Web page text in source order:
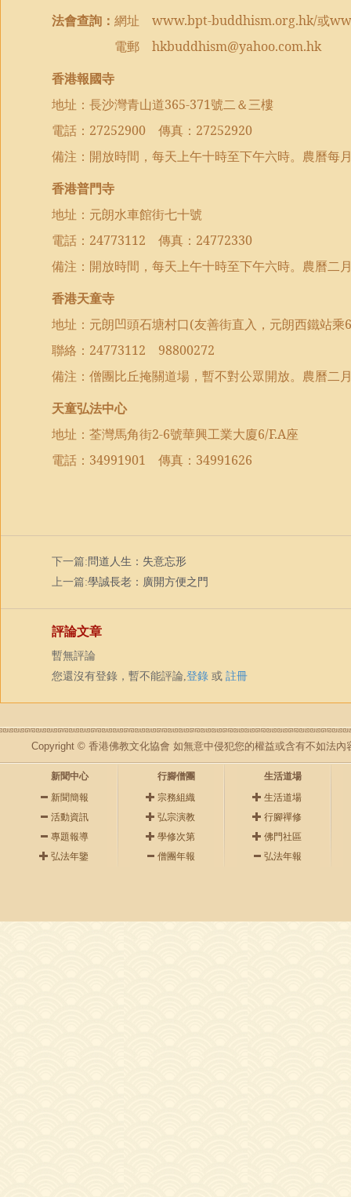
法會查詢： 網址 www.bpt-buddhism.org.hk/或
電郵 hkbuddhism@yahoo.com.hk
香港報國寺
地址：長沙灣青山道365-371號二＆三樓
電話： 27252900 傳真： 27252920
備注：開放時間，每天上午十時至下午六時。農曆每
香港普門寺
地址：元朗水車館街七十號
電話： 24773112 傳真： 24772330
備注：開放時間，每天上午十時至下午六時。農曆二
香港天童寺
地址：元朗凹頭石塘村口(友善街直入 ， 元朗西鐵站乘
聯絡 ： 24773112
98800272
備注： 僧團比丘掩關道場，暫不對公眾開放。 農曆二
天童弘法中心
地址：荃灣馬角街2-6號華興工業大廈6/F.A座
電話： 34991901 傳真： 34991626
下一篇: 問道人生：失意忘形
上一篇:學誠長老：廣開方便之門
評論文章
暫無評論
您還沒有登錄，暫不能評論,登錄 或 註冊
Copyright © 香港佛教文化協會 如無意中侵犯您的權益或含有不如法內
新聞中心
新聞簡報
活動資訊
專題報導
弘法年鑒
行腳僧團
宗務組織
弘宗演教
學修次第
僧團年報
生活道場
生活道場
行腳禪修
佛門社區
弘法年報